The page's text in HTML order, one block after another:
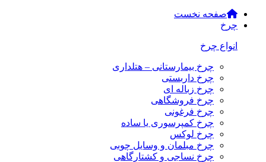
صفحه نخست
چرخ
انواع چرخ
چرخ بیمارستانی – هتلداری
چرخ داربستی
چرخ زباله ای
چرخ فروشگاهی
چرخ فرغونی
چرخ کمپرسوری یا ساده
چرخ لوکس
چرخ مبلمان و وسایل چوبی
چرخ نساجی و کشتارگاهی